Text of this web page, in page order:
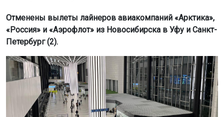
Отменены вылеты лайнеров авиакомпаний «Арктика»,
«Россия» и «Аэрофлот» из Новосибирска в Уфу и Санкт-
Петербург (2).